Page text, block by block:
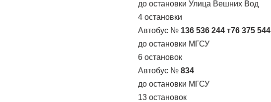
до остановки Улица Вешних Вод
4 остановки
Автобус № 136 536 244 т76 375 544
до остановки МГСУ
6 остановок
Автобус № 834
до остановки МГСУ
13 остановок